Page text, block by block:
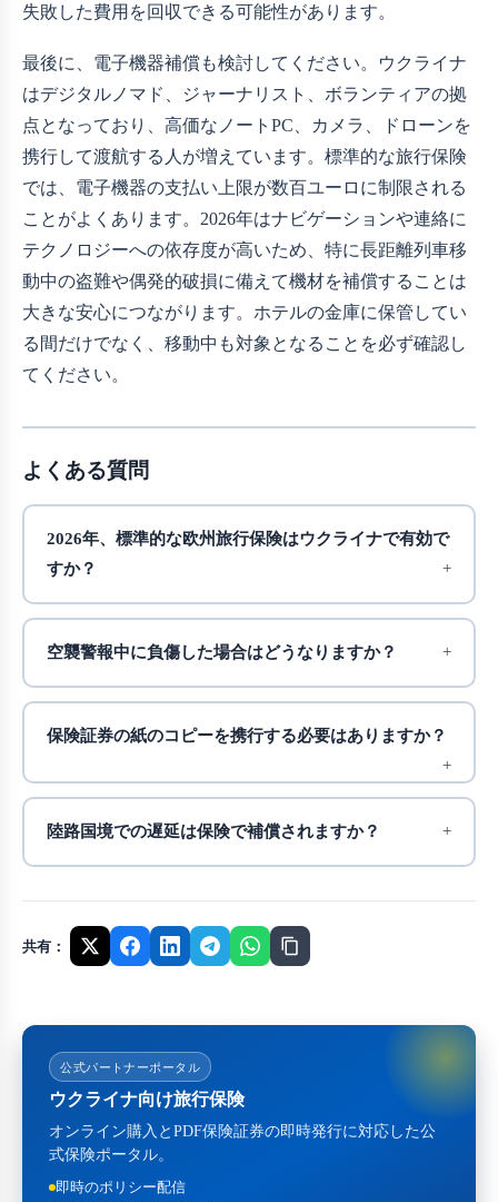
失敗した費用を回収できる可能性があります。
最後に、電子機器補償も検討してください。ウクライナ
はデジタルノマド、ジャーナリスト、ボランティアの拠
点となっており、高価なノートPC、カメラ、ドローンを
携行して渡航する人が増えています。標準的な旅行保険
では、電子機器の支払い上限が数百ユーロに制限される
ことがよくあります。2026年はナビゲーションや連絡に
テクノロジーへの依存度が高いため、特に長距離列車移
動中の盗難や偶発的破損に備えて機材を補償することは
大きな安心につながります。ホテルの金庫に保管してい
る間だけでなく、移動中も対象となることを必ず確認し
てください。
よくある質問
2026年、標準的な欧州旅行保険はウクライナで有効で
すか？
空襲警報中に負傷した場合はどうなりますか？
保険証券の紙のコピーを携行する必要はありますか？
陸路国境での遅延は保険で補償されますか？
共有：
公式パートナーポータル
ウクライナ向け旅行保険
オンライン購入とPDF保険証券の即時発行に対応した公
式保険ポータル。
即時のポリシー配信